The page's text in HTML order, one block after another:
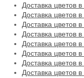
Доставка цветов
Доставка цветов
Доставка цветов
Доставка цветов
Доставка цветов
Доставка цветов
Доставка цветов
Доставка цветов